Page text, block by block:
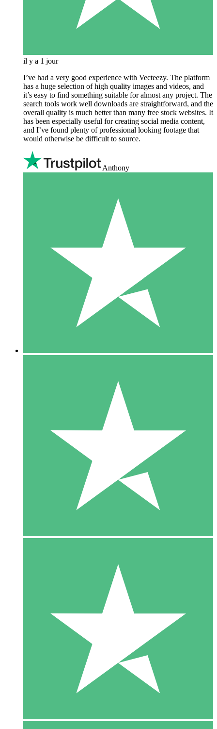
il y a 1 jour
I’ve had a very good experience with Vecteezy. The platform
has a huge selection of high quality images and videos, and
it’s easy to find something suitable for almost any project. The
search tools work well downloads are straightforward, and the
overall quality is much better than many free stock websites. It
has been especially useful for creating social media content,
and I’ve found plenty of professional looking footage that
would otherwise be difficult to source.
Anthony